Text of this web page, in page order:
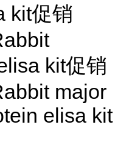
kit促销
kit促销
major
elisa kit